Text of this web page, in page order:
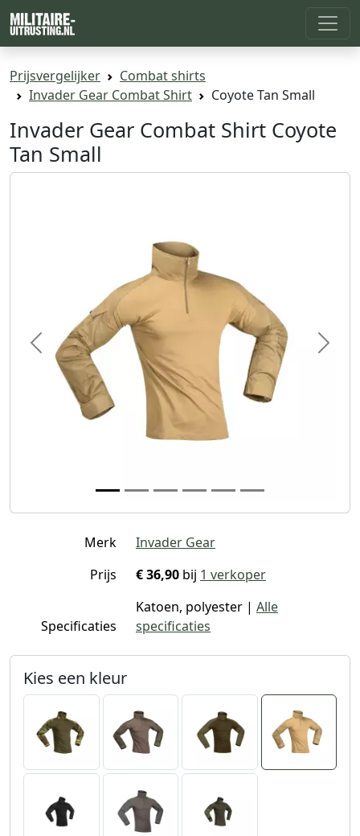
Prijsvergelijker
Combat shirts
Invader Gear Combat Shirt
Coyote Tan Small
Invader Gear Combat Shirt Coyote
Tan Small
Previous Next
Merk
Invader Gear
Prijs
€ 36,90 bij 1 verkoper
Specificaties
Katoen, polyester | Alle
specificaties
Kies een kleur